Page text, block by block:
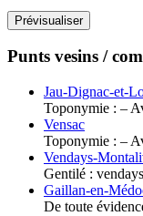
Punts vesins /
Jau-Dignac-et-
Toponymie : –
Vensac
Toponymie : –
Vendays-
Gentilé :
Gaillan-en-
De toute